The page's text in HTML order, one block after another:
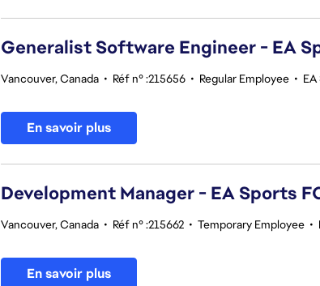
Generalist Software Engineer - EA
Vancouver, Canada • Réf n° :215656 • Regular Employee •
En savoir plus
Development Manager - EA Sports
Vancouver, Canada • Réf n° :215662 • Temporary Employee •
En savoir plus